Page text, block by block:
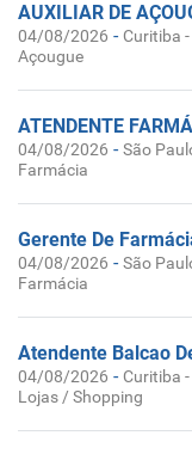
AUXILIAR DE
04/08/2026 - Curitiba -
Açougue
ATENDENTE
04/08/2026 -São
Farmácia
Gerente De
04/08/2026 -São
Farmácia
Atendente Balcao
04/08/2026 - Curitiba -
Lojas / Shopping